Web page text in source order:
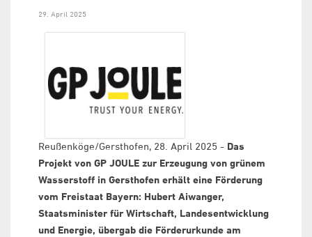
29. April 2025
Reußenköge/Gersthofen, 28. April 2025 - Das
Projekt von GP JOULE zur Erzeugung von grünem
Wasserstoff in Gersthofen erhält eine Förderung
vom Freistaat Bayern: Hubert Aiwanger,
Staatsminister für Wirtschaft, Landesentwicklung
und Energie, übergab die Förderurkunde am